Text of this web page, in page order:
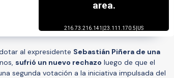
al expresidente Sebastián Piñera de una
sufrió un nuevo rechazo luego de que el
segunda votación a la iniciativa impulsada del